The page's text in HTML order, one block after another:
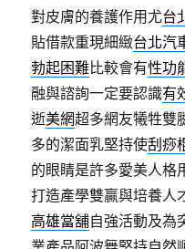
對皮膚的養護作用尤台
貼借款重現細緻台北汽
勃起困難比較會有性功
融與諮詢一定要認識有
逝美網超多網友犧牲雙
多的潔面乳堅持使刮痧
的眼睛是許多愛美人格
打造產學雙贏與培養人
高雄當舖自強活動及為